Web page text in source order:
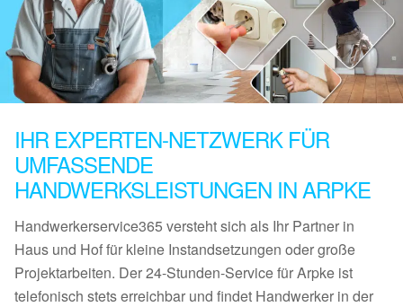
IHR EXPERTEN-NETZWERK FÜR
UMFASSENDE
HANDWERKSLEISTUNGEN IN ARPKE
Handwerkerservice365 versteht sich als Ihr Partner in
Haus und Hof für kleine Instandsetzungen oder große
Projektarbeiten. Der 24-Stunden-Service für Arpke ist
telefonisch stets erreichbar und findet Handwerker in der